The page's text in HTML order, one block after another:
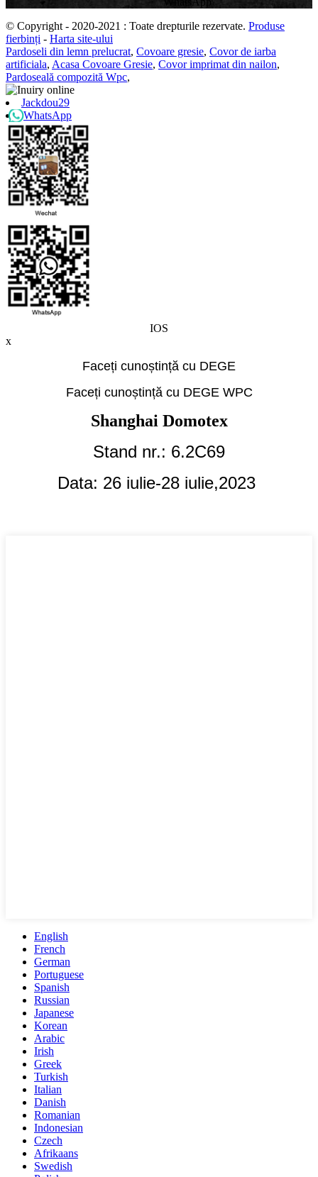
© Copyright - 2020-2021 : Toate drepturile rezervate. Produse
fierbinți - Harta site-ului
Pardoseli din lemn prelucrat, Covoare gresie, Covor de iarba
artificiala, Acasa Covoare Gresie, Covor imprimat din nailon,
Pardoseală compozită Wpc,
Jackdou29
WhatsApp
IOS
x
Faceți cunoștință cu DEGE
Faceți cunoștință cu DEGE WPC
Shanghai Domotex
Stand nr.: 6.2C69
Data: 26 iulie-28 iulie,2023
English
French
German
Portuguese
Spanish
Russian
Japanese
Korean
Arabic
Irish
Greek
Turkish
Italian
Danish
Romanian
Indonesian
Czech
Afrikaans
Swedish